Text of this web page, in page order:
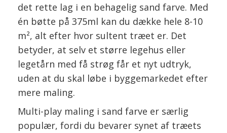
det rette lag i en behagelig sand farve. Med
én bøtte på 375ml kan du dække hele 8-10
m², alt efter hvor sultent træet er. Det
betyder, at selv et større legehus eller
legetårn med få strøg får et nyt udtryk,
uden at du skal løbe i byggemarkedet efter
mere maling.
Multi-play maling i sand farve er særlig
populær, fordi du bevarer synet af træets